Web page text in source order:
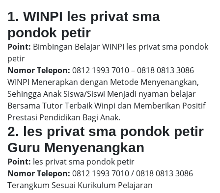
1. WINPI les privat sma
pondok petir
Point: Bimbingan Belajar WINPI les privat sma pondok
petir
Nomor Telepon: 0812 1993 7010 – 0818 0813 3086
WINPI Menerapkan dengan Metode Menyenangkan,
Sehingga Anak Siswa/Siswi Menjadi nyaman belajar
Bersama Tutor Terbaik Winpi dan Memberikan Positif
Prestasi Pendidikan Bagi Anak.
2. les privat sma pondok petir
Guru Menyenangkan
Point: les privat sma pondok petir
Nomor Telepon: 0812 1993 7010 / 0818 0813 3086
Terangkum Sesuai Kurikulum Pelajaran